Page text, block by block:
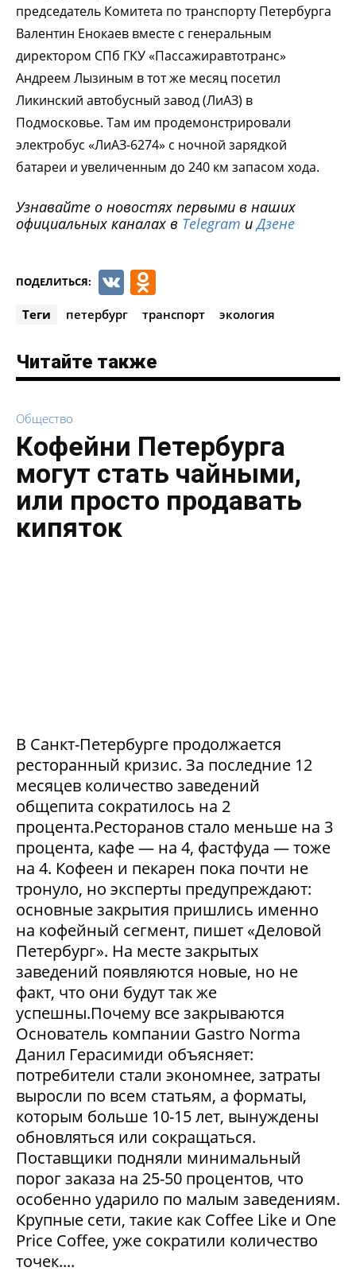
председатель Комитета по транспорту Петербурга
Валентин Енокаев вместе с генеральным
директором СПб ГКУ «Пассажиравтотранс»
Андреем Лызиным в тот же месяц посетил
Ликинский автобусный завод (ЛиАЗ) в
Подмосковье. Там им продемонстрировали
электробус «ЛиАЗ-6274» с ночной зарядкой
батареи и увеличенным до 240 км запасом хода.
Узнавайте о новостях первыми в наших
официальных каналах в Telegram иДзене
ПОДЕЛИТЬСЯ: VK
Теги петербург транспорт экология
Читайте также
Общество
Кофейни Петербурга
могут стать чайными,
или просто продавать
кипяток
В Санкт-Петербурге продолжается
ресторанный кризис. За последние 12
месяцев количество заведений
общепита сократилось на 2
процента.Ресторанов стало меньше на 3
процента, кафе — на 4, фастфуда — тоже
на 4. Кофеен и пекарен пока почти не
тронуло, но эксперты предупреждают:
основные закрытия пришлись именно
на кофейный сегмент, пишет «Деловой
Петербург». На месте закрытых
заведений появляются новые, но не
факт, что они будут так же
успешны.Почему все закрываются
Основатель компании Gastro Norma
Данил Герасимиди объясняет:
потребители стали экономнее, затраты
выросли по всем статьям, а форматы,
которым больше 10-15 лет, вынуждены
обновляться или сокращаться.
Поставщики подняли минимальный
порог заказа на 25-50 процентов, что
особенно ударило по малым заведениям.
Крупные сети, такие как Coffee Like и One
Price Coffee, уже сократили количество
точек....